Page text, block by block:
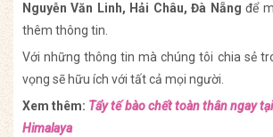
Nguyễn Văn Linh, Hải Châu, Đà Nẵng để
thêm thông tin.
Với những thông tin mà chúng tôi chia sẻ
vọng sẽ hữu ích với tất cả mọi người.
Xem thêm: Tẩy tế bào chết toàn thân ngay
Himalaya